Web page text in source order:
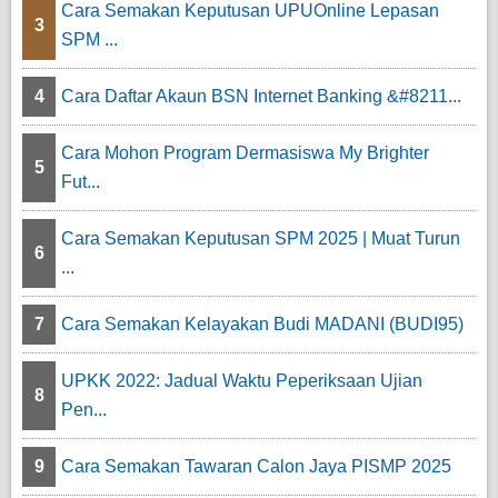
3
Cara Semakan Keputusan UPUOnline Lepasan
SPM ...
4 Cara Daftar Akaun BSN Internet Banking &#8211...
5
Cara Mohon Program Dermasiswa My Brighter
Fut...
6
Cara Semakan Keputusan SPM 2025 | Muat Turun
...
7 Cara Semakan Kelayakan Budi MADANI (BUDI95)
8
UPKK 2022: Jadual Waktu Peperiksaan Ujian
Pen...
9 Cara Semakan Tawaran Calon Jaya PISMP 2025